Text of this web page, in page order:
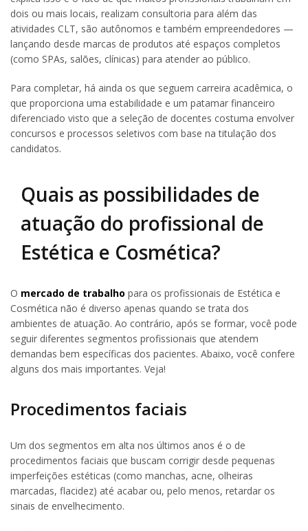
dois ou mais locais, realizam consultoria para além das
atividades CLT, são autônomos e também empreendedores —
lançando desde marcas de produtos até espaços completos
(como SPAs, salões, clínicas) para atender ao público.
Para completar, há ainda os que seguem carreira acadêmica, o
que proporciona uma estabilidade e um patamar financeiro
diferenciado visto que a seleção de docentes costuma envolver
concursos e processos seletivos com base na titulação dos
candidatos.
Quais as possibilidades de
atuação do profissional de
Estética e Cosmética?
O mercado de trabalho para os profissionais de Estética e
Cosmética não é diverso apenas quando se trata dos
ambientes de atuação. Ao contrário, após se formar, você pode
seguir diferentes segmentos profissionais que atendem
demandas bem específicas dos pacientes. Abaixo, você confere
alguns dos mais importantes. Veja!
Procedimentos faciais
Um dos segmentos em alta nos últimos anos é o de
procedimentos faciais que buscam corrigir desde pequenas
imperfeições estéticas (como manchas, acne, olheiras
marcadas, flacidez) até acabar ou, pelo menos, retardar os
sinais de envelhecimento.